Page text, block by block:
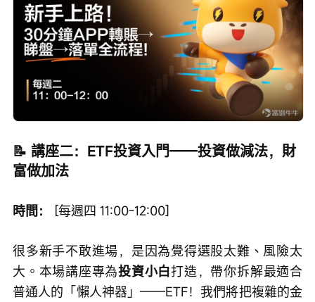
📝 講座二：ETF投資入門——投資做減法，財
富做加法
時間： [每週四 11:00-12:00]
很多新手不敢進場，是因為覺得選股太難、風險太
大。本場講座專為投資小白打造，帶你拆解最適合
普通人的「懶人神器」——ETF！我們將把複雜的金